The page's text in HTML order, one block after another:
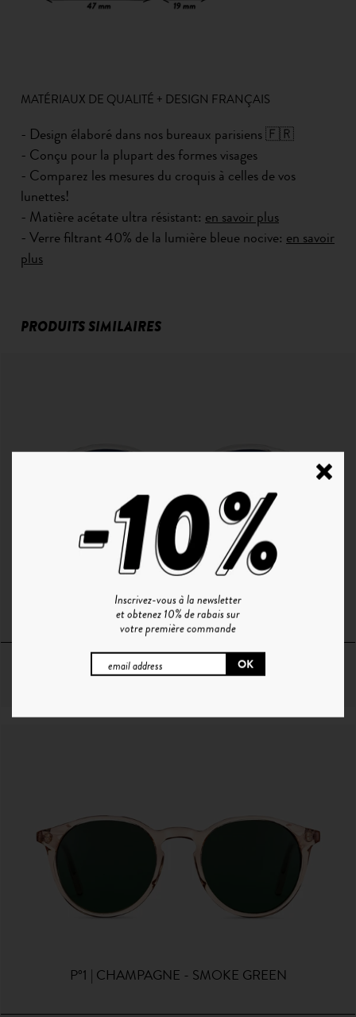
MATÉRIAUX DE QUALITÉ + DESIGN FRANÇAIS
- Design élaboré dans nos bureaux parisiens 🇫🇷
- Conçu pour la plupart des formes visages
- Comparez les mesures du croquis à celles de vos
lunettes!
- Matière acétate ultra résistant: en savoir plus
- Verre filtrant 40% de la lumière bleue nocive: en savoir
plus
PRODUITS SIMILAIRES
P°1 | CRISTAL - GRADIENT BLUE
+ 1 Couleur
P°1 | CHAMPAGNE - SMOKE GREEN
Inscrivez-vous à la newsletter
et obtenez 10% de rabais sur
votre première commande